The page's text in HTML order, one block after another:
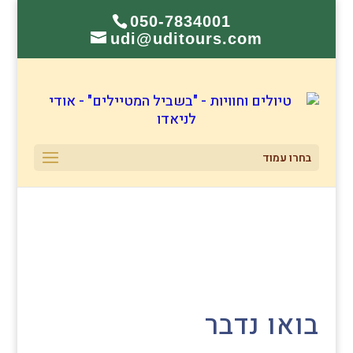
050-7834001
udi@uditours.com
בחרו עמוד
בואו נדבר